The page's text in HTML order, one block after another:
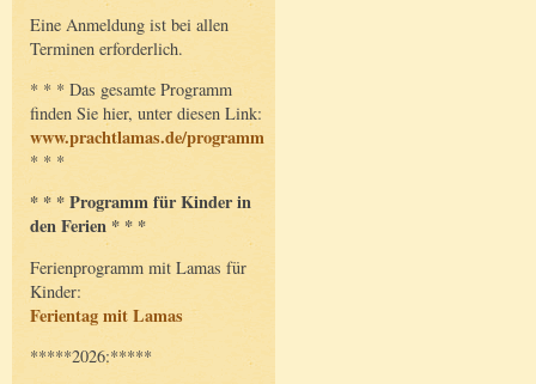
Eine Anmeldung ist bei allen
Terminen erforderlich.
* * * Das gesamte Programm
finden Sie hier, unter diesen Link:
www.prachtlamas.de/programm
* * *
* * * Programm für Kinder in
den Ferien * * *
Ferienprogramm mit Lamas für
Kinder:
Ferientag mit Lamas
*****2026:*****